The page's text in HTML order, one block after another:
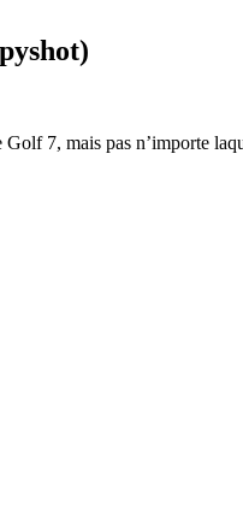
7, mais pas n’importe